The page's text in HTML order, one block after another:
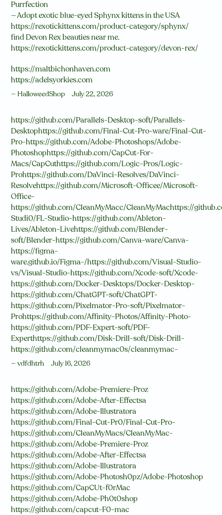
Purrfection
— Adopt exotic blue-eyed Sphynx kittens in the USA
https://rexotickittens.com/product-category/sphynx/
find Devon Rex beauties near me.
https://rexotickittens.com/product-category/devon-rex/
https://maltbichonhaven.com
https://adelsyorkies.com
HalloweedShop July 22, 2026
https://github.com/Parallels-Desktop-soft/Parallels-
Desktophttps://github.com/Final-Cut-Pro-ware/Final-Cut-
Pro-https://github.com/Adobe-Photoshops/Adobe-
Photoshophttps://github.com/CapCut-For-
Macs/CapCuthttps://github.com/Logic-Pros/Logic-
Prohttps://github.com/DaVinci-Resolves/DaVinci-
Resolvehttps://github.com/Microsoft-Officee/Microsoft-
Office-
https://github.com/CleanMyMacc/CleanMyMachttps://
Studi0/FL-Studio-https://github.com/Ableton-
Lives/Ableton-Livehttps://github.com/Blender-
soft/Blender-https://github.com/Canva-ware/Canva-
https://figma-
ware.github.io/Figma-/https://github.com/Visual-Studio-
vs/Visual-Studio-https://github.com/Xcode-soft/Xcode-
https://github.com/Docker-Desktops/Docker-Desktop-
https://github.com/ChatGPT-soft/ChatGPT-
https://github.com/Pixelmator-Pro-soft/Pixelmator-
Prohttps://github.com/Affinity-Photos/Affinity-Photo-
https://github.com/PDF-Expert-soft/PDF-
Experthttps://github.com/Disk-Drill-soft/Disk-Drill-
https://github.com/cleanmymac0s/cleanmymac-
vdfdhtrh July 16, 2026
https://github.com/Adobe-Premiere-Proz
https://github.com/Adobe-After-Effectsa
https://github.com/Adobe-Illustratora
https://github.com/Final-Cut-Pr0/Final-Cut-Pro-
https://github.com/CleanMyMacs/CleanMyMac-
https://github.com/Adobe-Premiere-Proz
https://github.com/Adobe-After-Effectsa
https://github.com/Adobe-Illustratora
https://github.com/Adobe-Photosh0pz/Adobe-Photoshop
https://github.com/CapCUt-f0rMac
https://github.com/Adobe-Ph0t0shop
https://github.com/capcut-F0-mac